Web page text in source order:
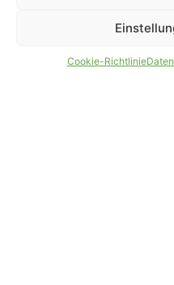
Cookie-Richtlinie
PARTNER WERDEN
AGB